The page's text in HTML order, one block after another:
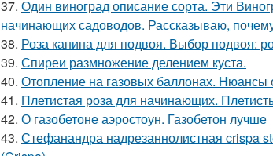
37. Один виноград описание сорта. Эти
начинающих садоводов. Рассказываю,
38. Роза канина для подвоя. Выбор подвоя:
39. Спиреи размножение делением куста.
40. Отопление на газовых баллонах.
41. Плетистая роза для начинающих.
42. О газобетоне аэростоун. Газобетон лучше
43. Стефанандра надрезаннолистная crispa